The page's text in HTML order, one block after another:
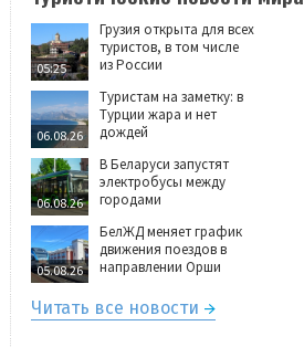
05:25
Грузия открыта для всех
туристов, в том числе
из России
06.08.26
Туристам на заметку: в
Турции жара и нет
дождей
06.08.26
В Беларуси запустят
электробусы между
городами
05.08.26
БелЖД меняет график
движения поездов в
направлении Орши
Читать все новости